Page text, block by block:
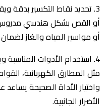
3. تحديد نقاط التكسير بدقة
أو القص بشكل هندسي مدروس
أو مواسير المياه والغاز
4. استخدام الأدوات
مثل المطارق الكهربائية،
واختيار الأداة الصحيحة
الأضرار الجانبية.